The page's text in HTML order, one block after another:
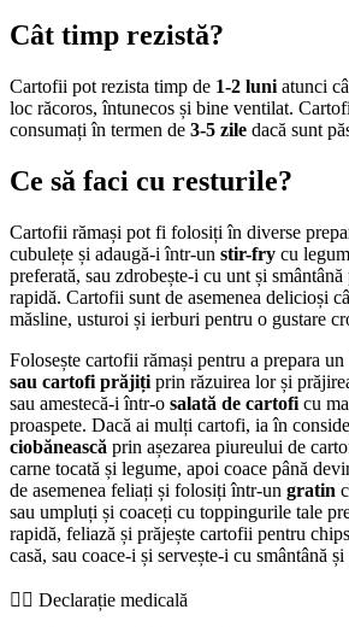
Cât timp rezistă?
Cartofii pot rezista timp de 1-2 luni atunci
loc răcoros, întunecos și bine ventilat.
consumați în termen de 3-5 zile dacă sunt
Ce să faci cu resturile?
Cartofii rămași pot fi folosiți în diverse
cubulețe și adaugă-i într-un stir-fry cu
preferată, sau zdrobește-i cu unt și
rapidă. Cartofii sunt de asemenea delicioși
măsline, usturoi și ierburi pentru o gustare
Folosește cartofii rămași pentru a prepara
sau cartofi prăjiți prin răzuirea lor și
sau amestecă-i într-o salată de cartofi cu
proaspete. Dacă ai mulți cartofi, ia în
ciobănească prin așezarea piureului de
carne tocată și legume, apoi coace până
de asemenea feliați și folosiți într-un gratin
sau umpluți și coaceți cu toppingurile tale
rapidă, feliază și prăjește cartofii pentru
casă, sau coace-i și servește-i cu smântână
👨‍⚕️️ Declarație medicală